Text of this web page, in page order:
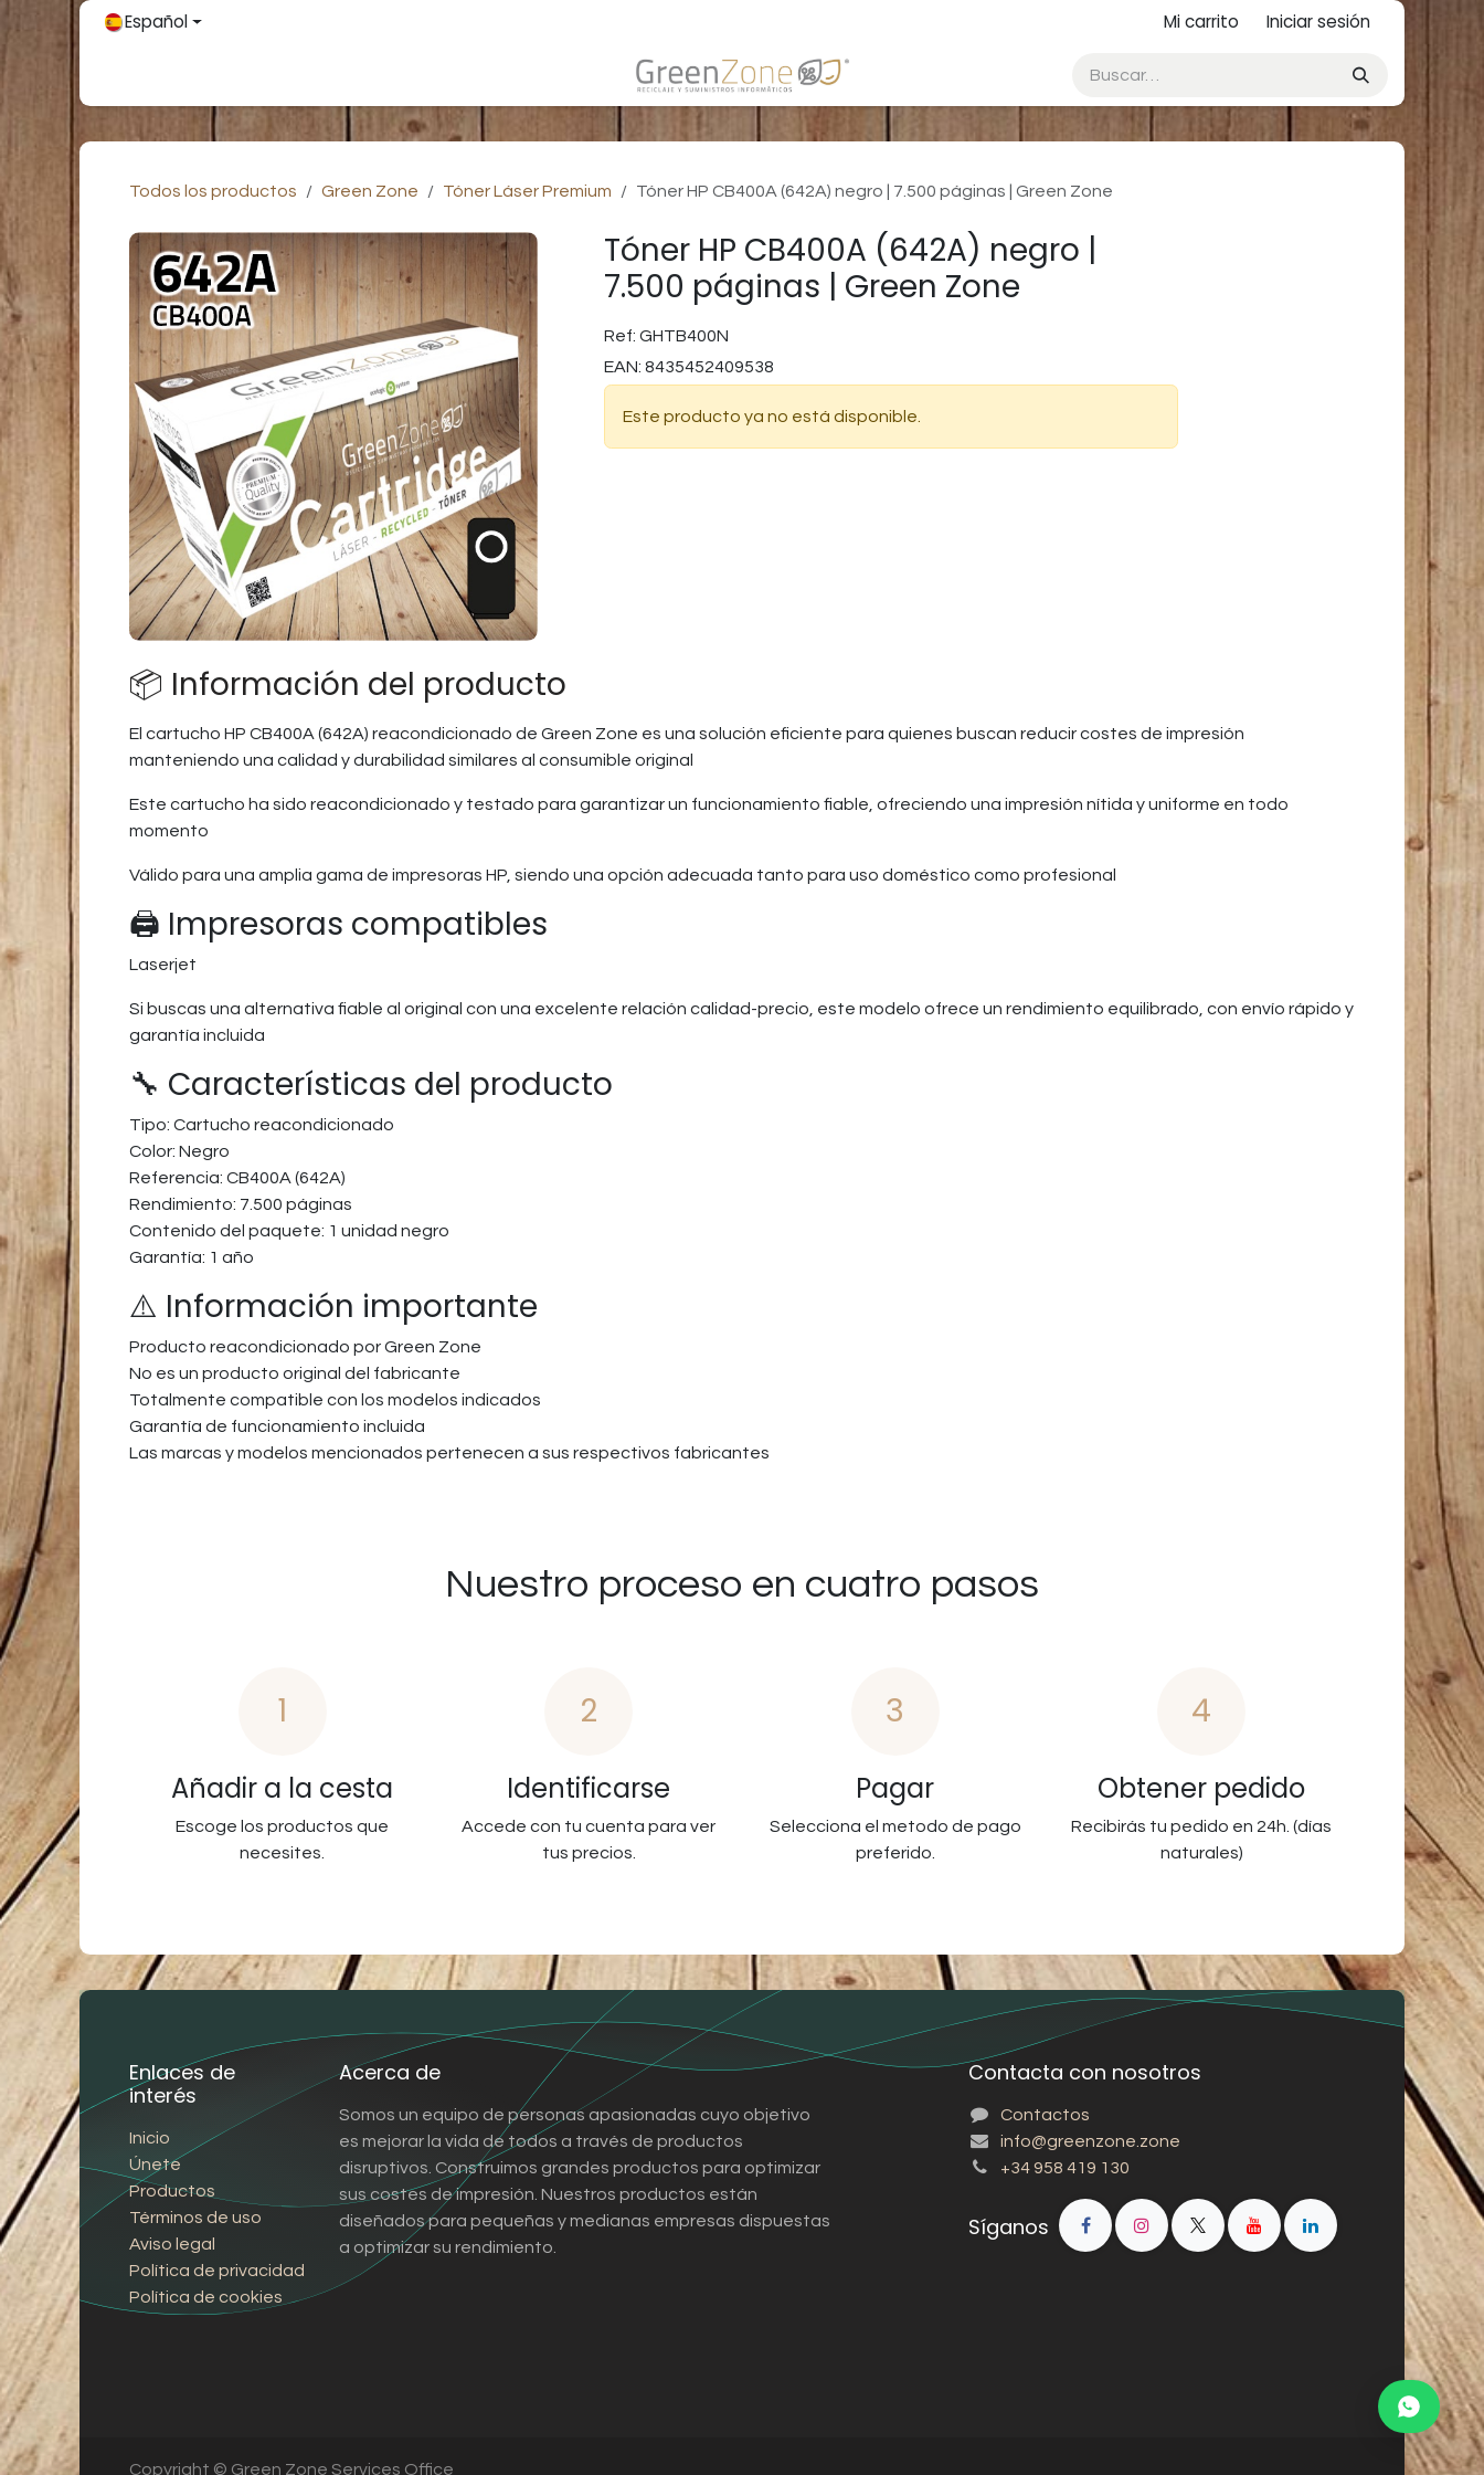
Ir al contenidoEspañol Mi carrito Iniciar sesión
Todos los productos Green Zone Tóner Láser Premium Tóner HP CB400A (642A) negro | 7.500 páginas | Green Zone
Tóner HP CB400A (642A) negro |
7.500 páginas | Green Zone
Ref: GHTB400N
EAN: 8435452409538
Este producto ya no está disponible.
📦 Información del producto
El cartucho HP CB400A (642A) reacondicionado de Green Zone es una solución eficiente para quienes buscan reducir costes de impresión
manteniendo una calidad y durabilidad similares al consumible original
Este cartucho ha sido reacondicionado y testado para garantizar un funcionamiento fiable, ofreciendo una impresión nítida y uniforme en todo
momento
Válido para una amplia gama de impresoras HP, siendo una opción adecuada tanto para uso doméstico como profesional
🖨️ Impresoras compatibles
Laserjet
Si buscas una alternativa fiable al original con una excelente relación calidad-precio, este modelo ofrece un rendimiento equilibrado, con envío rápido y
garantía incluida
🔧 Características del producto
Tipo: Cartucho reacondicionado
Color: Negro
Referencia: CB400A (642A)
Rendimiento: 7.500 páginas
Contenido del paquete: 1 unidad negro
Garantía: 1 año
⚠️ Información importante
Producto reacondicionado por Green Zone
No es un producto original del fabricante
Totalmente compatible con los modelos indicados
Garantía de funcionamiento incluida
Las marcas y modelos mencionados pertenecen a sus respectivos fabricantes
Nuestro proceso en cuatro pasos
1
Añadir a la cesta
Escoge los productos que
necesites.
2
Identificarse
Accede con tu cuenta para ver
tus precios.
3
Pagar
Selecciona el metodo de pago
preferido.
4
Obtener pedido
Recibirás tu pedido en 24h. (días
naturales)
Enlaces de
interés
Inicio
Únete
Productos
Términos de uso
Aviso legal
Política de privacidad
Política de cookies
Acerca de
Somos un equipo de personas apasionadas cuyo objetivo
es mejorar la vida de todos a través de productos
disruptivos. Construimos grandes productos para optimizar
sus costes de impresión. Nuestros productos están
diseñados para pequeñas y medianas empresas dispuestas
a optimizar su rendimiento.
Contacta con nosotros
Contactos
info@greenzone.zone
+34 958 419 130
Síganos
Copyright © Green Zone Services Office